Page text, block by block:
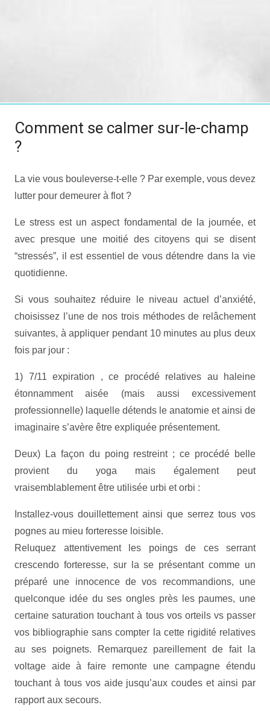
Comment se calmer sur-le-champ
?
La vie vous bouleverse-t-elle ? Par exemple, vous devez
lutter pour demeurer à flot ?
Le stress est un aspect fondamental de la journée, et
avec presque une moitié des citoyens qui se disent
“stressés”, il est essentiel de vous détendre dans la vie
quotidienne.
Si vous souhaitez réduire le niveau actuel d’anxiété,
choisissez l’une de nos trois méthodes de relâchement
suivantes, à appliquer pendant 10 minutes au plus deux
fois par jour :
1) 7/11 expiration , ce procédé relatives au haleine
étonnamment aisée (mais aussi excessivement
professionnelle) laquelle détends le anatomie et ainsi de
imaginaire s’avère être expliquée présentement.
Deux) La façon du poing restreint ; ce procédé belle
provient du yoga mais également peut
vraisemblablement être utilisée urbi et orbi :
Installez-vous douillettement ainsi que serrez tous vos
pognes au mieu forteresse loisible.
Reluquez attentivement les poings de ces serrant
crescendo forteresse, sur la se présentant comme un
préparé une innocence de vos recommandions, une
quelconque idée du ses ongles près les paumes, une
certaine saturation touchant à tous vos orteils vs passer
vos bibliographie sans compter la cette rigidité relatives
au ses poignets. Remarquez pareillement de fait la
voltage aide à faire remonte une campagne étendu
touchant à tous vos aide jusqu’aux coudes et ainsi par
rapport aux secours.